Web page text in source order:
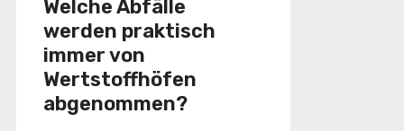
Welche Abfälle
werden praktisch
immer von
Wertstoffhöfen
abgenommen?